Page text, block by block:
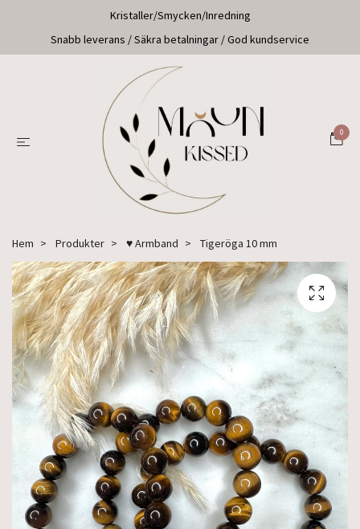
Kristaller/Smycken/Inredning
Snabb leverans / Säkra betalningar / God kundservice
0
Hem Produkter ♥ Armband Tigeröga 10 mm